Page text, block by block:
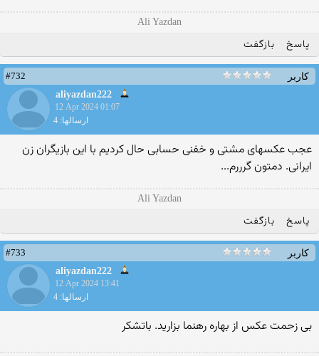
Ali Yazdan
پاسخ بازگفت
کاربر
#732
aliyazdan222
12 Apr 2024 01:07
ارسالها: 4
عجب عکسهای مشتی و خفنی حسابی حال کردیم با این بازیگران زن
ایرانی. دمتون گرررم...
Ali Yazdan
پاسخ بازگفت
کاربر
#733
aliyazdan222
12 Apr 2024 13:41
ارسالها: 4
بی زحمت عکس از بهاره رهنما بزارید. باتشکر